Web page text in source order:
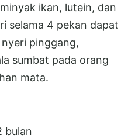
ikan, lutein, dan
selama 4 pekan dapat
pinggang,
sumbat pada orang
mata.
bulan